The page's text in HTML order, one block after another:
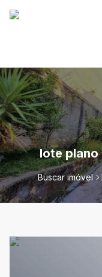
lote plano
Buscar imóvel